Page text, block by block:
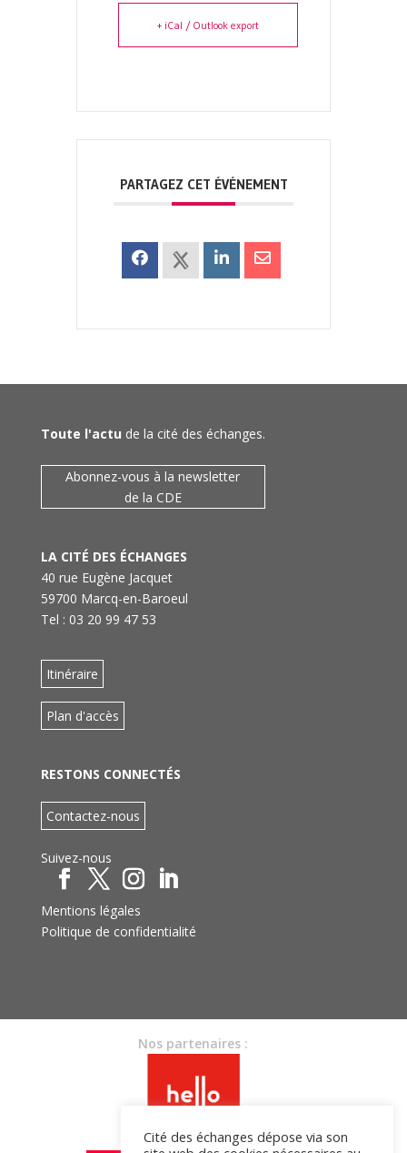
+ iCal / Outlook export
PARTAGEZ CET ÉVÉNEMENT
Toute l'actu de la cité des échanges.
Abonnez-vous à la newsletter
de la CDE
LA CITÉ DES ÉCHANGES
40 rue Eugène Jacquet
59700 Marcq-en-Baroeul
Tel : 03 20 99 47 53
Itinéraire
Plan d'accès
RESTONS CONNECTÉS
Contactez-nous
Suivez-nous
Mentions légales
Politique de confidentialité
Nos partenaires :
Cité des échanges dépose via son